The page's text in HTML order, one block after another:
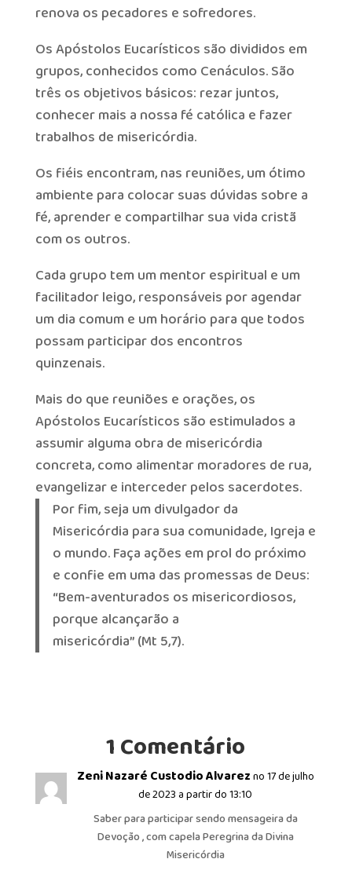
renova os pecadores e sofredores.
Os Apóstolos Eucarísticos são divididos em
grupos, conhecidos como Cenáculos. São
três os objetivos básicos: rezar juntos,
conhecer mais a nossa fé católica e fazer
trabalhos de misericórdia.
Os fiéis encontram, nas reuniões, um ótimo
ambiente para colocar suas dúvidas sobre a
fé, aprender e compartilhar sua vida cristã
com os outros.
Cada grupo tem um mentor espiritual e um
facilitador leigo, responsáveis por agendar
um dia comum e um horário para que todos
possam participar dos encontros
quinzenais.
Mais do que reuniões e orações, os
Apóstolos Eucarísticos são estimulados a
assumir alguma obra de misericórdia
concreta, como alimentar moradores de rua,
evangelizar e interceder pelos sacerdotes.
Por fim, seja um divulgador da
Misericórdia para sua comunidade, Igreja e
o mundo. Faça ações em prol do próximo
e confie em uma das promessas de Deus:
“Bem-aventurados os misericordiosos,
porque alcançarão a
misericórdia” (Mt 5,7).
1 Comentário
Zeni Nazaré Custodio Alvarezno 17 de julho
de 2023 a partir do 13:10
Saber para participar sendo mensageira da
Devoção , com capela Peregrina da Divina
Misericórdia